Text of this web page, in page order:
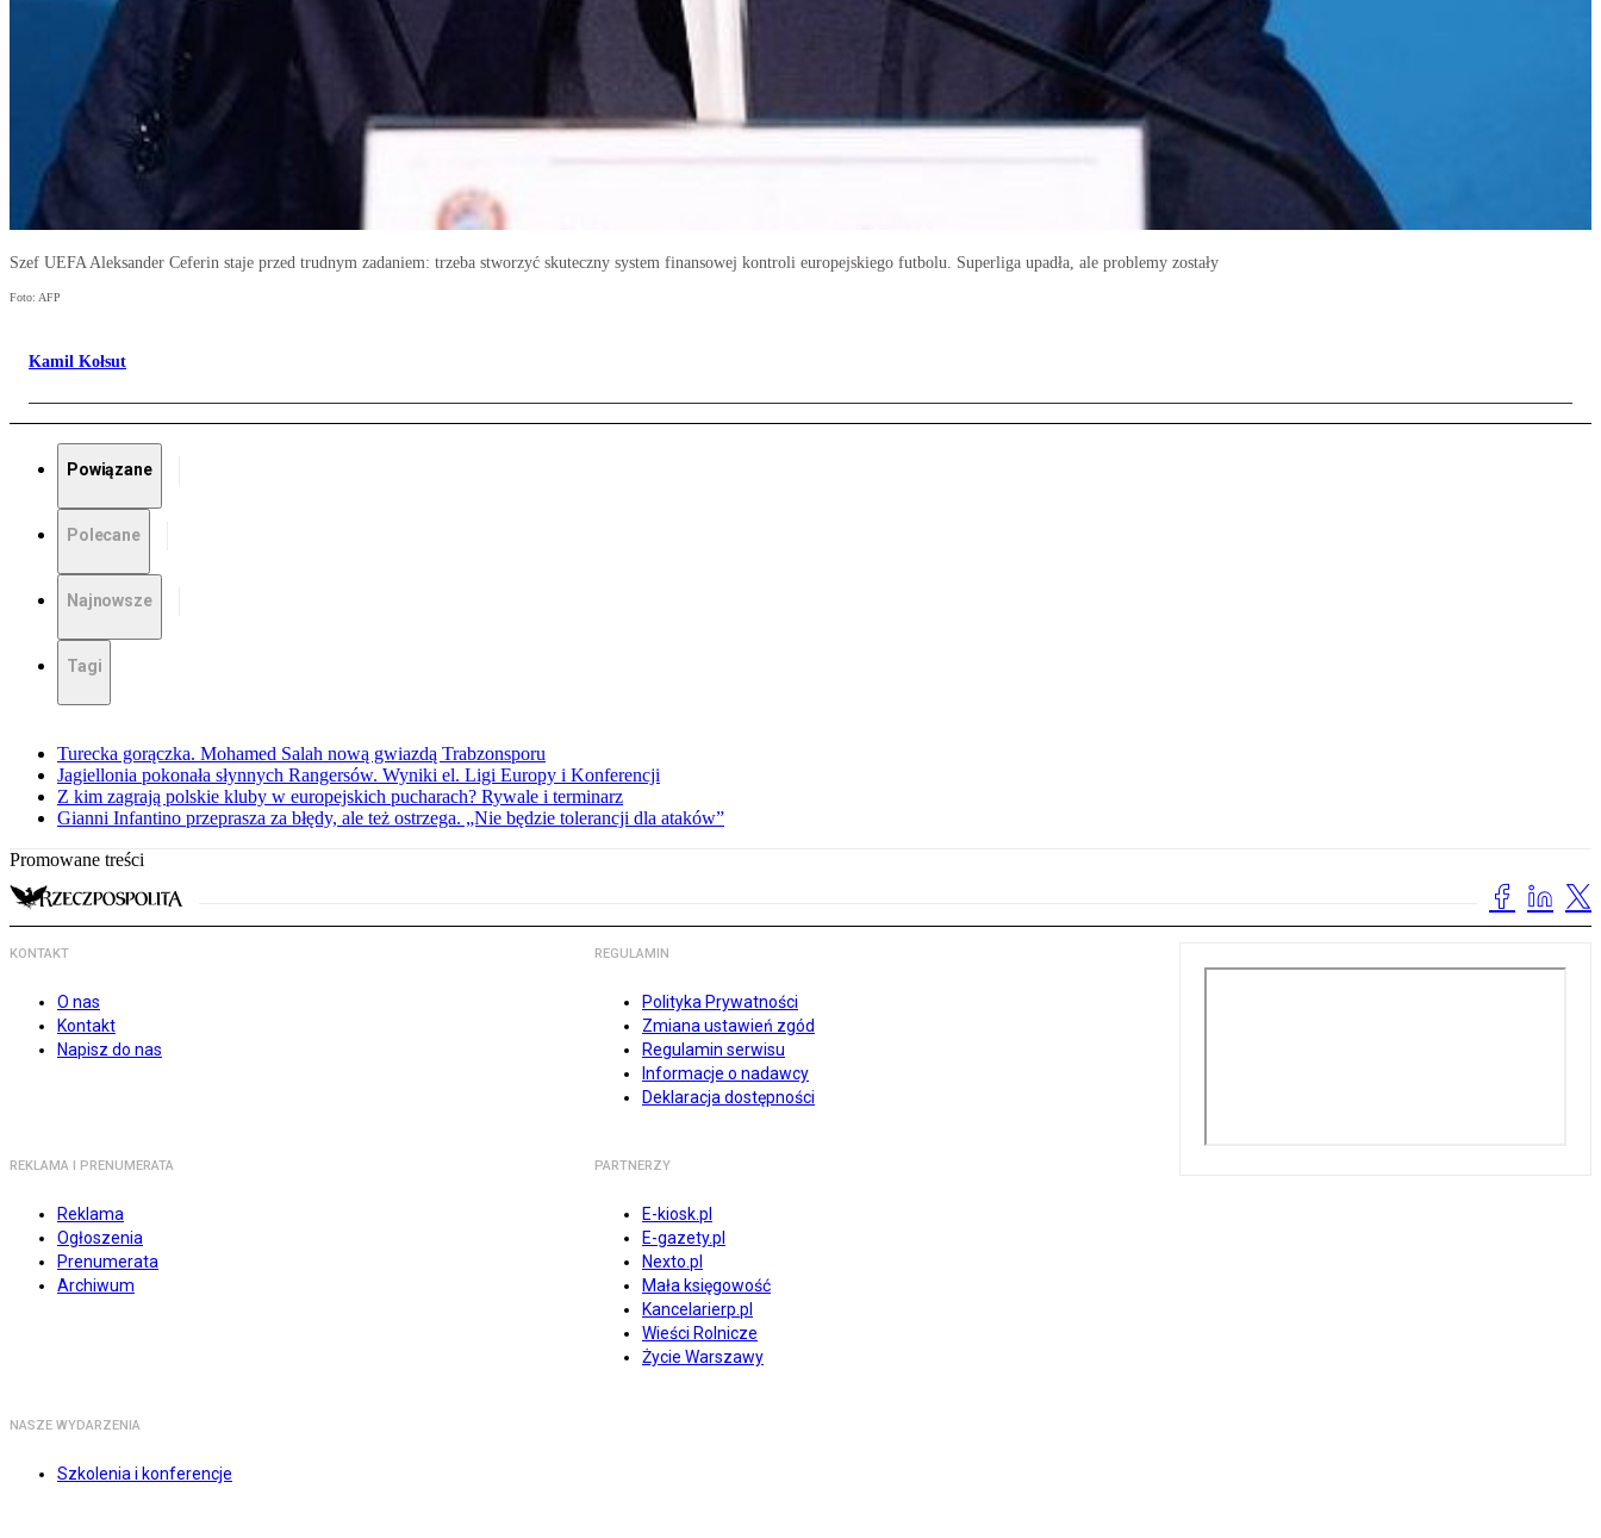
Szef UEFA Aleksander Ceferin staje przed trudnym zadaniem: trzeba stworzyć skuteczny system finansowej kontroli europejskiego futbolu. Superliga upadła, ale problemy zostały
Foto: AFP
Kamil Kołsut
Powiązane
Polecane
Najnowsze
Tagi
Turecka gorączka. Mohamed Salah nową gwiazdą Trabzonsporu
Jagiellonia pokonała słynnych Rangersów. Wyniki el. Ligi Europy i Konferencji
Z kim zagrają polskie kluby w europejskich pucharach? Rywale i terminarz
Gianni Infantino przeprasza za błędy, ale też ostrzega. „Nie będzie tolerancji dla ataków”
Promowane treści
KONTAKT
O nas
Kontakt
Napisz do nas
REGULAMIN
Polityka Prywatności
Zmiana ustawień zgód
Regulamin serwisu
Informacje o nadawcy
Deklaracja dostępności
REKLAMA I PRENUMERATA
Reklama
Ogłoszenia
Prenumerata
Archiwum
PARTNERZY
E-kiosk.pl
E-gazety.pl
Nexto.pl
Mała księgowość
Kancelarierp.pl
Wieści Rolnicze
Życie Warszawy
NASZE WYDARZENIA
Szkolenia i konferencje